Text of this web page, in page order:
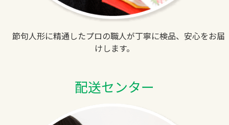
節句人形に精通したプロの職人が丁寧に検品、安心をお届
けします。
配送センター